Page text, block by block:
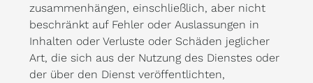
zusammenhängen, einschließlich, aber nicht
beschränkt auf Fehler oder Auslassungen in
Inhalten oder Verluste oder Schäden jeglicher
Art, die sich aus der Nutzung des Dienstes oder
der über den Dienst veröffentlichten,